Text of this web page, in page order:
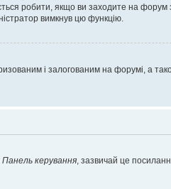
робити, якщо ви заходите на форум
вимкнув цю функцію.
і залогованим на форумі, а
Панель керування , зазвичай це